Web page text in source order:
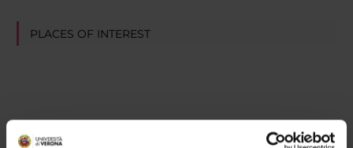
PLACES OF INTEREST